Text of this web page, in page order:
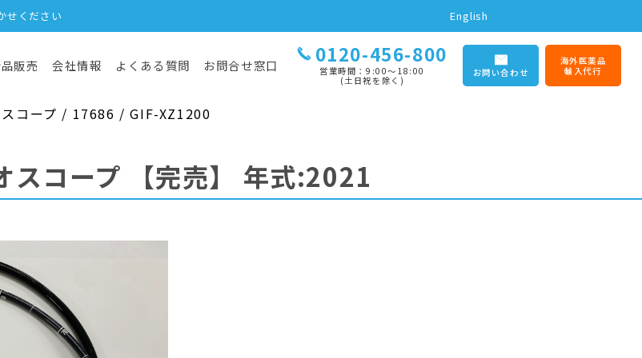
せください English
販売 会社情報 よくある質問 お問合せ窓口 0120-456-800
営業時間：9:00〜18:00
(土日祝を除く)
お問い合わせ
海外医薬品
輸入代行
コープ / 17686 / GIF-XZ1200
スコープ 【完売】 年式:2021